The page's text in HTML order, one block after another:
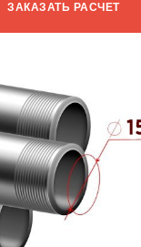
ЗАКАЗАТЬ РАСЧЕТ